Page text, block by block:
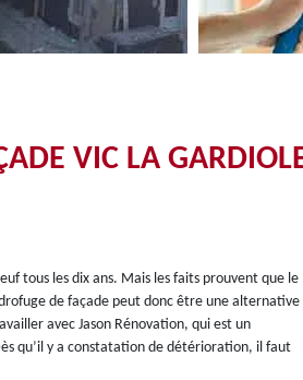
VIC LA
tous les dix ans. Mais les faits prouvent que le
de façade peut donc être une alternative
avec Jason Rénovation, qui est un
qu’il y a constatation de détérioration, il faut